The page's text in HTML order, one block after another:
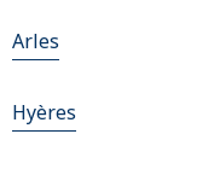
Arles
Hyères